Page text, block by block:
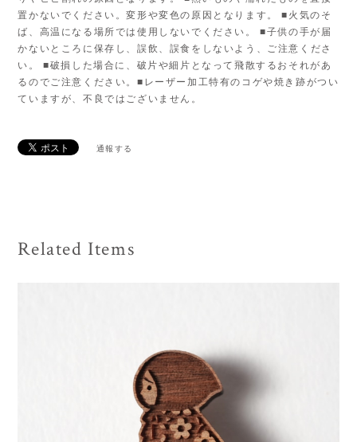
置かないでください。変形や変色の原因となります。 ■火気のそ
ば、高温になる場所では使用しないでください。 ■子供の手が届
かないところに保存し、誤飲、誤食をしないよう、ご注意くださ
い。 ■破損した場合に、破片や細片となって飛散するおそれがあ
るのでご注意ください。■レーザー加工特有のコゲや焼き跡がつい
ていますが、不良ではございません。
通報する
Related Items